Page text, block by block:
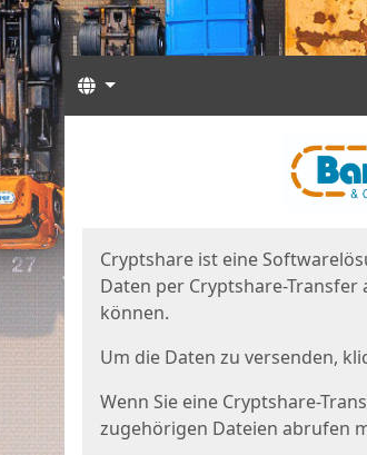
Sprachen
Cryptshare ist eine
Daten per Cryptshare-
können.
Um die Daten zu versenden,
Wenn Sie eine Cryptshare-
zugehörigen Dateien abrufen